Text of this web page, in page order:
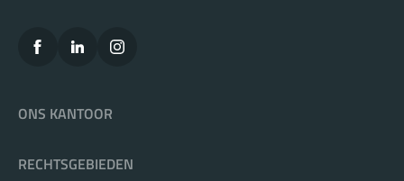
ONS KANTOOR
RECHTSGEBIEDEN